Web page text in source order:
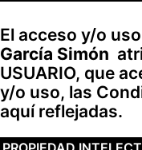
El acceso y/o
García Simón
USUARIO, que
y/o uso, las
aquí reflejadas.